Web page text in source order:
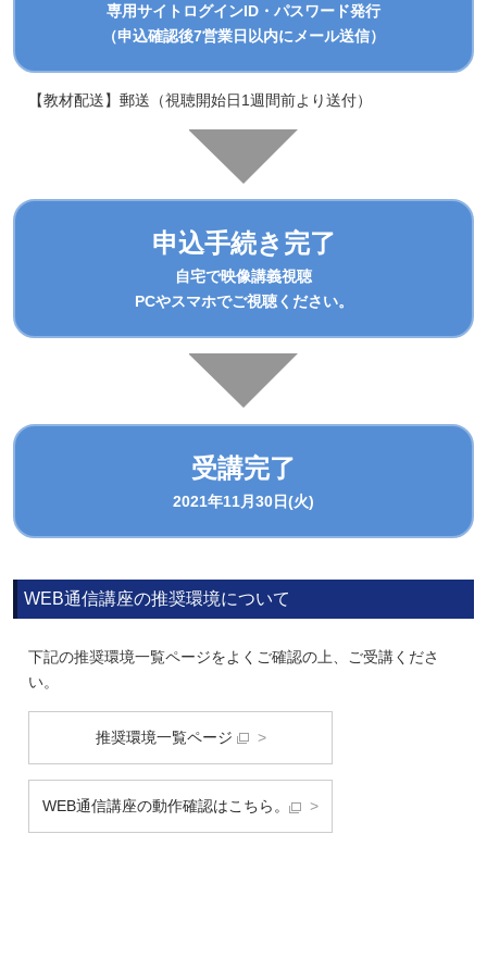
専用サイトログインID・パスワード発行
（申込確認後7営業日以内にメール送信）
【教材配送】郵送（視聴開始日1週間前より送付）
申込手続き完了
自宅で映像講義視聴
PCやスマホでご視聴ください。
受講完了
2021年11月30日(火)
WEB通信講座の推奨環境について
下記の推奨環境一覧ページをよくご確認の上、ご受講くださ
い。
推奨環境一覧ページ >
WEB通信講座の動作確認はこちら。 >